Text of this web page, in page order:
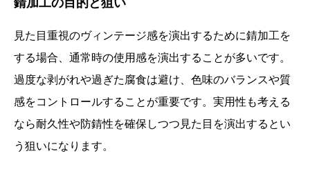
錆加工の目的と狙い
見た目重視のヴィンテージ感を演出するために錆加工を
する場合、通常時の使用感を演出することが多いです。
過度な剥がれや過ぎた腐食は避け、色味のバランスや質
感をコントロールすることが重要です。実用性も考える
なら耐久性や防錆性を確保しつつ見た目を演出するとい
う狙いになります。